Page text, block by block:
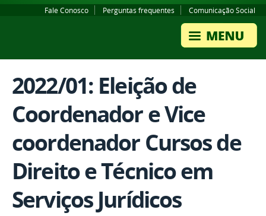
Fale Conosco Perguntas frequentes Comunicação Social
2022/01: Eleição de
Coordenador e Vice
coordenador Cursos de
Direito e Técnico em
Serviços Jurídicos